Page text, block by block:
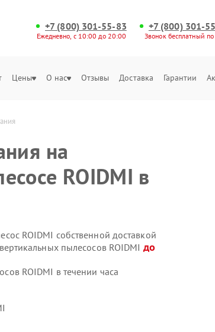
+7 (800) 301-55-83
Ежедневно, с 10:00 до 20:00
+7 (800) 301-
Звонок бесплатный
Цены О нас Отзывы Доставка Гарантии
на
ROIDMI в
ROIDMI собственной доставкой
пылесосов ROIDMI до
ROIDMI в течении часа